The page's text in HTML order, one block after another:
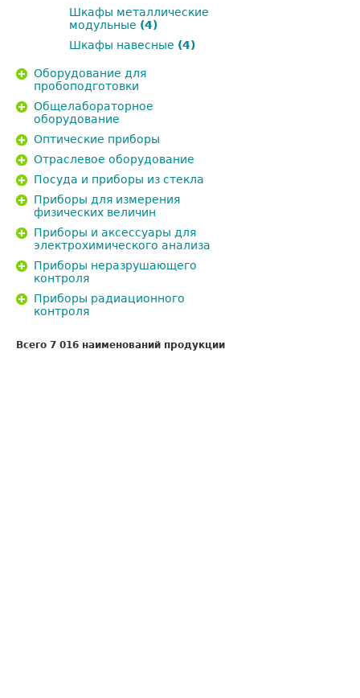
Шкафы металлические
модульные (4)
Шкафы навесные (4)
Оборудование для
пробоподготовки
Общелабораторное
оборудование
Оптические приборы
Отраслевое оборудование
Посуда и приборы из стекла
Приборы для измерения
физических величин
Приборы и аксессуары для
электрохимического анализа
Приборы неразрушающего
контроля
Приборы радиационного
контроля
Всего 7 016 наименований продукции